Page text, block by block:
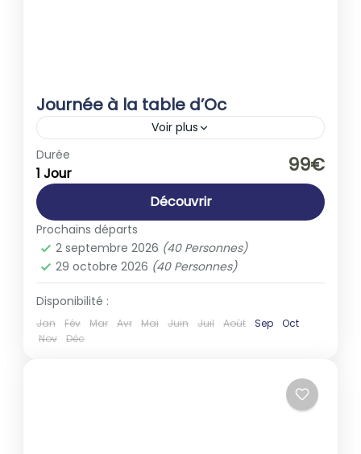
Journée à la table d’Oc
Voir plus
Europe
1-40 People
Durée
1 Jour 99€
Découvrir
Prochains départs
2 septembre 2026 (40 Personnes)
29 octobre 2026 (40 Personnes)
Disponibilité :
Jan Fév Mar Avr Mai Juin Juil Août Sep
Oct
Nov
Déc